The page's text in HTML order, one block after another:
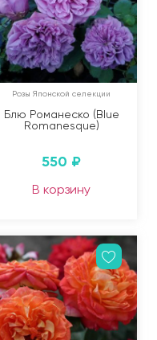
Розы Японской селекции
Блю Романеско (Blue
Romanesque)
550 ₽
В корзину